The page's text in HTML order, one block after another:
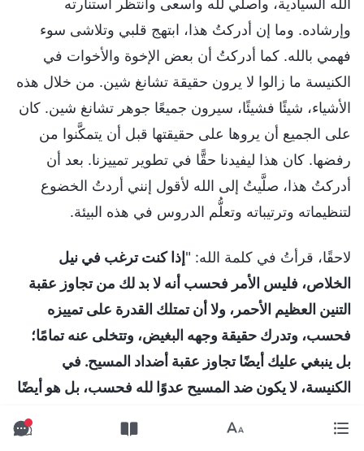
وإرشاده. وما إن أدركتُ هذا، ابتهج قلبي وتلاشى سوء
فهمي بالله. كما أدركتُ أن بعض الإخوة والأخوات في
الكنيسة ما زالوا لا يرون حقيقة تشانغ شين. من خلال هذه
الأشياء، شيئًا فشيئًا، سيرون جميعًا جوهر تشانغ شين. كان
على الجميع أن يروها على حقيقتها قبل أن يتمكَّنوا من
رفضها. كان هذا ليفيدنا حقًّا في تطوير تمييزنا. بعد أن
أدركتُ هذا، صلَّيتُ إلى الله لأقول إنني أردتُ الخضوع
لتنظيماته وترتيباته وتعلُّم الدروس في هذه البيئة.
لاحقًا، قرأتُ في كلمة الله: "إذا كنت ترغب في نيل
الخلاص، فليس الأمر فحسب أنه لا بد لك من تجاوز عقبة
التنين العظيم الأحمر، ولا أن تمتلك القدرة على تمييزه
فحسب، وتدرك حقيقة وجهه البغيض، وتتخلى عنه تمامًا؛
بل ينبغي عليك أيضًا تجاوز عقبة أضداد المسيح. في
الكنيسة، لا يكون ضد المسيح عدوًا لله فحسب، بل هو أيضًا
فأنت عرضة للتضليل والافتتان، والسير في طريق ضد